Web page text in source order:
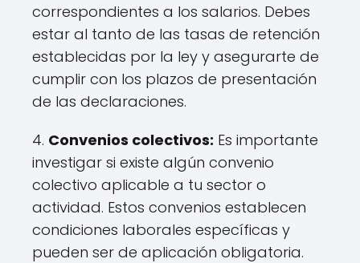
correspondientes a los salarios. Debes
estar al tanto de las tasas de retención
establecidas por la ley y asegurarte de
cumplir con los plazos de presentación
de las declaraciones.
4. Convenios colectivos: Es importante
investigar si existe algún convenio
colectivo aplicable a tu sector o
actividad. Estos convenios establecen
condiciones laborales específicas y
pueden ser de aplicación obligatoria.